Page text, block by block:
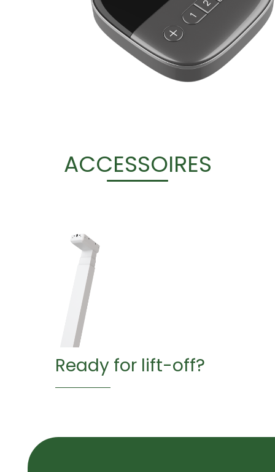
ACCESSOIRES
Ready for lift-off?